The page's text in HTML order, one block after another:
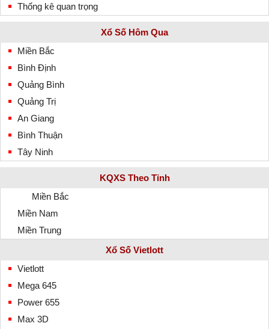
Thống kê quan trọng
Xổ Số Hôm Qua
Miền Bắc
Bình Định
Quảng Bình
Quảng Trị
An Giang
Bình Thuận
Tây Ninh
KQXS Theo Tỉnh
Miền Bắc
Miền Nam
Miền Trung
Xổ Số Vietlott
Vietlott
Mega 645
Power 655
Max 3D